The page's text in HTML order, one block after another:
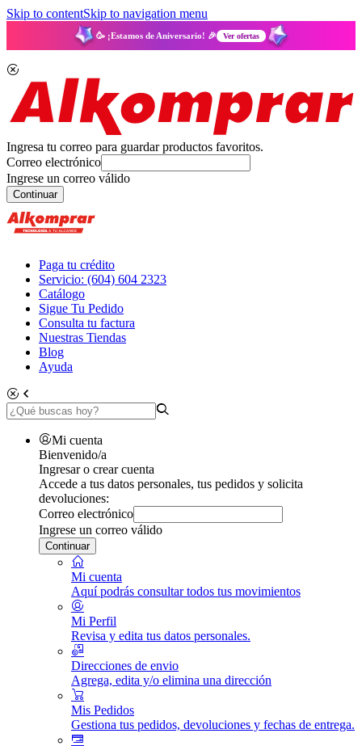
Skip to contentSkip to navigation menu
🥳 ¡Estamos de Aniversario! 🎉 Ver ofertas
Ingresa tu correo para guardar productos favoritos.
Correo electrónico
Ingrese un correo válido
Continuar
Paga tu crédito
Servicio: (604) 604 2323
Catálogo
Sigue Tu Pedido
Consulta tu factura
Nuestras Tiendas
Blog
Ayuda
Mi cuenta
Bienvenido/a
Ingresar o crear cuenta
Accede a tus datos personales, tus pedidos y solicita
devoluciones:
Correo electrónico
Ingrese un correo válido
Continuar
Mi cuenta
Aquí podrás consultar todos tus movimientos
Mi Perfil
Revisa y edita tus datos personales.
Direcciones de envio
Agrega, edita y/o elimina una dirección
Mis Pedidos
Gestiona tus pedidos, devoluciones y fechas de entrega.